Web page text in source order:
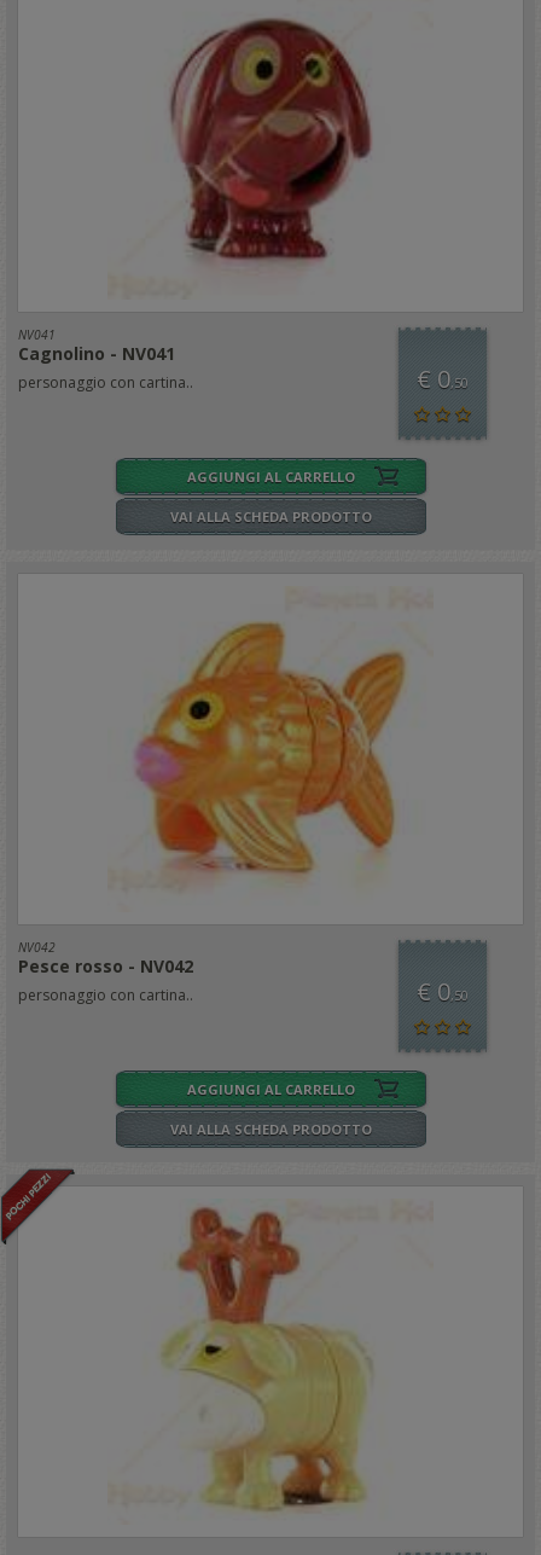
NV041
Cagnolino - NV041
personaggio con cartina.. € 0,50
AGGIUNGI AL CARRELLO
VAI ALLA SCHEDA PRODOTTO
NV042
Pesce rosso - NV042
personaggio con cartina.. € 0,50
AGGIUNGI AL CARRELLO
VAI ALLA SCHEDA PRODOTTO